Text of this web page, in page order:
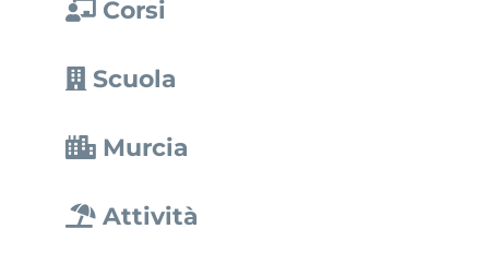
Corsi
Scuola
Murcia
Attività